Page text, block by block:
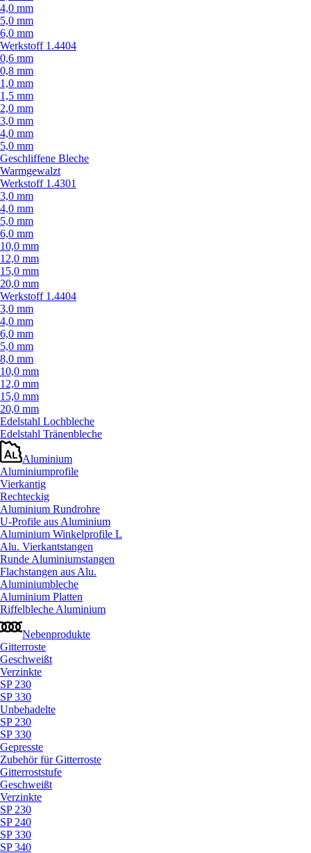
4,0 mm
5,0 mm
6,0 mm
Werkstoff 1.4404
0,6 mm
0,8 mm
1,0 mm
1,5 mm
2,0 mm
3,0 mm
4,0 mm
5,0 mm
Geschliffene Bleche
Warmgewalzt
Werkstoff 1.4301
3,0 mm
4,0 mm
5,0 mm
6,0 mm
10,0 mm
12,0 mm
15,0 mm
20,0 mm
Werkstoff 1.4404
3,0 mm
4,0 mm
6,0 mm
5,0 mm
8,0 mm
10,0 mm
12,0 mm
15,0 mm
20,0 mm
Edelstahl Lochbleche
Edelstahl Tränenbleche
Aluminium
Aluminiumprofile
Vierkantig
Rechteckig
Aluminium Rundrohre
U-Profile aus Aluminium
Aluminium Winkelprofile L
Alu. Vierkantstangen
Runde Aluminiumstangen
Flachstangen aus Alu.
Aluminiumbleche
Aluminium Platten
Riffelbleche Aluminium
Nebenprodukte
Gitterroste
Geschweißt
Verzinkte
SP 230
SP 330
Unbehadelte
SP 230
SP 330
Gepresste
Zubehör für Gitterroste
Gitterroststufe
Geschweißt
Verzinkte
SP 230
SP 240
SP 330
SP 340